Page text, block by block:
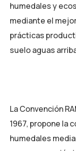
humedales y
mediante el
prácticas
suelo aguas
La Convención
1967, propone la
humedales